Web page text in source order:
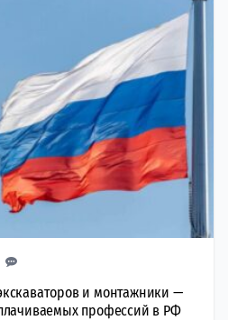
и монтажники —
профессий в РФ